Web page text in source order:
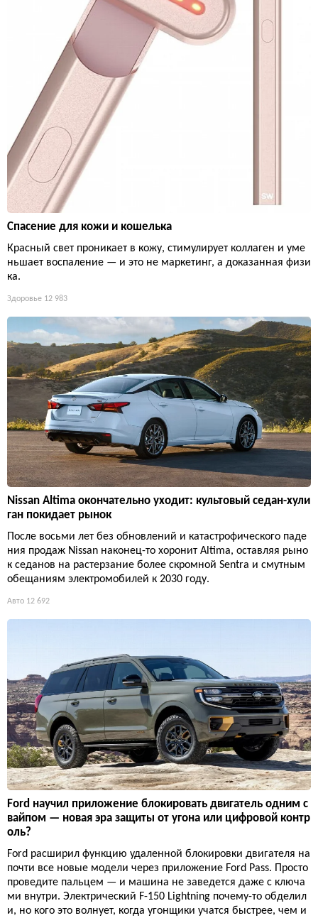
Спасение для кожи и кошелька
Красный свет проникает в кожу, стимулирует коллаген и уме
ньшает воспаление — и это не маркетинг, а доказанная физи
ка.
Здоровье 12 983
Nissan Altima окончательно уходит: культовый седан-хули
ган покидает рынок
После восьми лет без обновлений и катастрофического паде
ния продаж Nissan наконец-то хоронит Altima, оставляя рыно
к седанов на растерзание более скромной Sentra и смутным
обещаниям электромобилей к 2030 году.
Авто 12 692
Ford научил приложение блокировать двигатель одним с
вайпом — новая эра защиты от угона или цифровой контр
оль?
Ford расширил функцию удаленной блокировки двигателя на
почти все новые модели через приложение Ford Pass. Просто
проведите пальцем — и машина не заведется даже с ключа
ми внутри. Электрический F-150 Lightning почему-то обделил
и, но кого это волнует, когда угонщики учатся быстрее, чем и